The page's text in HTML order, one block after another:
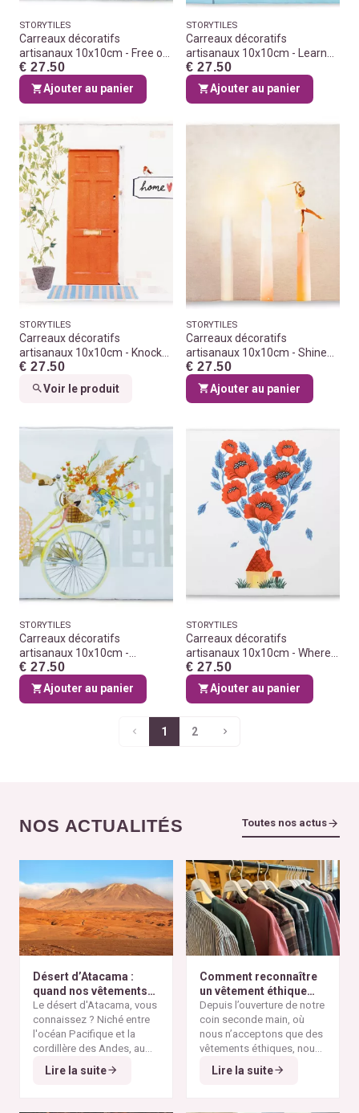
STORYTILES
Carreaux décoratifs
artisanaux 10x10cm - Free our
minds
€ 27.50
Ajouter au panier
STORYTILES
Carreaux décoratifs
artisanaux 10x10cm - Learned
from you
€ 27.50
Ajouter au panier
STORYTILES
Carreaux décoratifs
artisanaux 10x10cm - Knock
knock who's there?
€ 27.50
Voir le produit
STORYTILES
Carreaux décoratifs
artisanaux 10x10cm - Shine
bright
€ 27.50
Ajouter au panier
STORYTILES
Carreaux décoratifs
artisanaux 10x10cm -
Happiness in a basket
€ 27.50
Ajouter au panier
STORYTILES
Carreaux décoratifs
artisanaux 10x10cm - Where
there's love
€ 27.50
Ajouter au panier
1 2
NOS ACTUALITÉS Toutes nos actus
Désert d’Atacama :
quand nos vêtements
finissent à l’autre bout
du monde
Le désert d'Atacama, vous
connaissez ? Niché entre
l'océan Pacifique et la
cordillère des Andes, au
nord du Chili, il est
considéré comme l'un des
Alors pourquoi parler du
désert d'Atacama sur un
Lire la suite
Comment reconnaître
un vêtement éthique
selon nos critères ?
Depuis l’ouverture de notre
coin seconde main, où
nous n’acceptons que des
vêtements éthiques, nous
avons remarqué qu’il n’est
pas toujours simple pour
Lire la suite